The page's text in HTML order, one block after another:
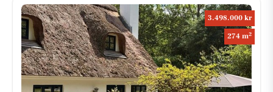
3.498.000 kr
274 m2